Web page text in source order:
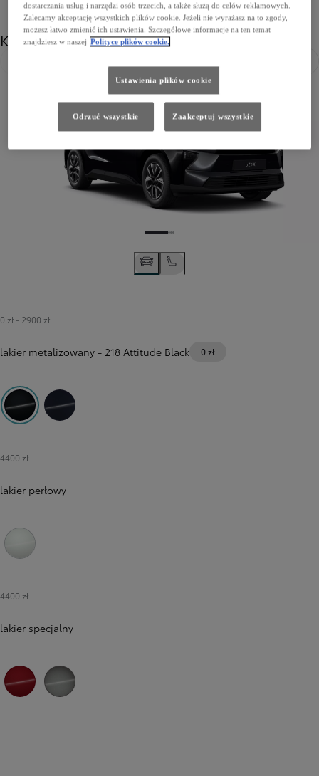
Kolor
0 zł - 2900 zł
lakier metalizowany - 218 Attitude Black 0 zł
218 Attitude Black
4400 zł
lakier perłowy
4400 zł
lakier specjalny
dostarczania usług i narzędzi osób trzecich, a także służą do celów reklamowych.
Zalecamy akceptację wszystkich plików cookie. Jeżeli nie wyrażasz na to zgody,
możesz łatwo zmienić ich ustawienia. Szczegółowe informacje na ten temat
znajdziesz w naszej Polityce plików cookie.
Ustawienia plików cookie
Odrzuć wszystkie Zaakceptuj wszystkie